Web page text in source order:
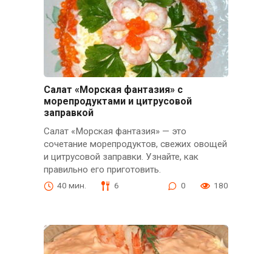
Салат «Морская фантазия» с
морепродуктами и цитрусовой
заправкой
Салат «Морская фантазия» — это
сочетание морепродуктов, свежих овощей
и цитрусовой заправки. Узнайте, как
правильно его приготовить.
40 мин. 6 0 180